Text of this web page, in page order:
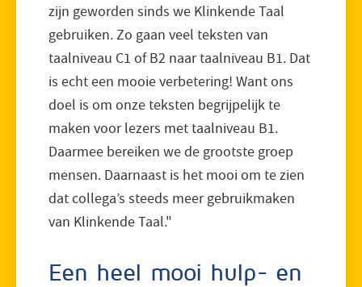
zijn geworden sinds we Klinkende Taal
gebruiken. Zo gaan veel teksten van
taalniveau C1 of B2 naar taalniveau B1. Dat
is echt een mooie verbetering! Want ons
doel is om onze teksten begrijpelijk te
maken voor lezers met taalniveau B1.
Daarmee bereiken we de grootste groep
mensen. Daarnaast is het mooi om te zien
dat collega’s steeds meer gebruikmaken
van Klinkende Taal."
Een heel mooi hulp- en